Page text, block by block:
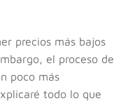
precios más bajos
el proceso de
poco más
todo lo que